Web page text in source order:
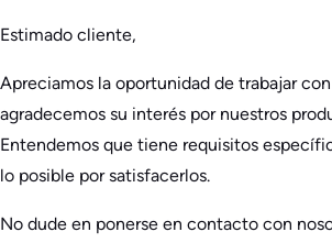
Estimado cliente,
Apreciamos la oportunidad de trabajar
agradecemos su interés por nuestros
Entendemos que tiene requisitos
lo posible por satisfacerlos.
No dude en ponerse en contacto con